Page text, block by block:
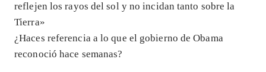
reflejen los rayos del sol y no incidan tanto sobre la
Tierra»
¿Haces referencia a lo que el gobierno de Obama
reconoció hace semanas?